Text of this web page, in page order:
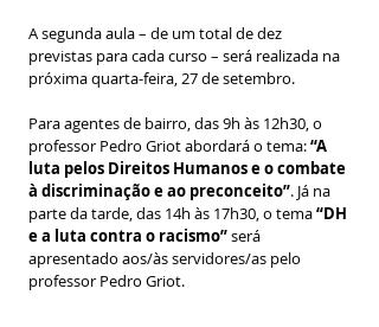
A segunda aula – de um total de dez
previstas para cada curso – será realizada na
próxima quarta-feira, 27 de setembro.
Para agentes de bairro, das 9h às 12h30, o
professor Pedro Griot abordará o tema: “A
luta pelos Direitos Humanos e o combate
à discriminação e ao preconceito”. Já na
parte da tarde, das 14h às 17h30, o tema “DH
e a luta contra o racismo” será
apresentado aos/às servidores/as pelo
professor Pedro Griot.